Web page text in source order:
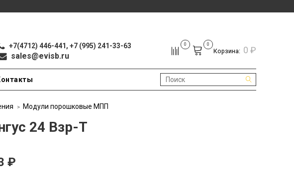
+7(4712) 446-441, +7 (995) 241-33-63
sales@evisb.ru
0 0
Корзина: 0 ₽
Модули порошковые МПП
24 Взр-Т
₽